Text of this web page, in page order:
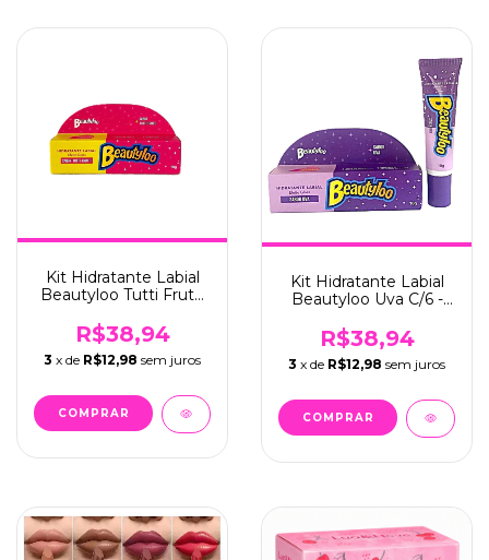
Kit Hidratante Labial
Beautyloo Tutti Frutti
(FB466)
R$38,94
3 x de R$12,98 sem juros
Kit Hidratante Labial
Beautyloo Uva C/6 -
R$38,94
3 x de R$12,98 sem juros